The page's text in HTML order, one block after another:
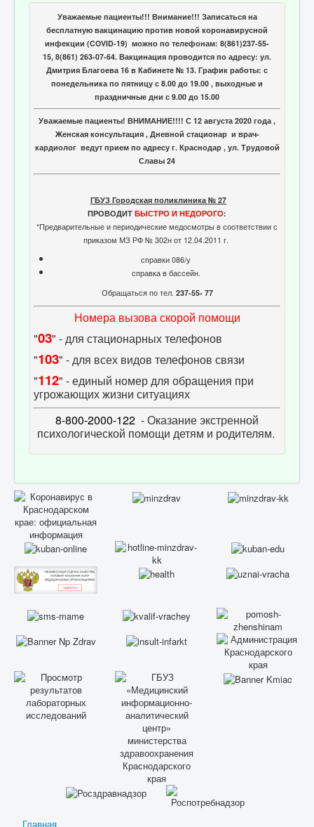
Уважаемые пациенты!!! Внимание!!! Записаться на
бесплатную вакцинацию против новой коронавирусной
инфекции (COVID-19) можно по телефонам: 8(861)237-55-
15, 8(861) 263-07-64. Вакцинация проводится по адресу: ул.
Дмитрия Благоева 16 в Кабинете № 13. График работы: с
понедельника по пятницу с 8.00 до 19.00 , выходные и
праздничные дни с 9.00 до 15.00
Уважаемые пациенты! ВНИМАНИЕ!!!! С 12 августа 2020 года ,
Женская консультация , Дневной стационар и врач-
кардиолог ведут прием по адресу г. Краснодар , ул. Трудовой
Славы 24
ГБУЗ Городская поликлиника № 27
ПРОВОДИТ БЫСТРО И НЕДОРОГО:
*Предварительные и периодические медосмотры в соответствии с
приказом МЗ РФ № 302н от 12.04.2011 г.
справки 086/у
справка в бассейн.
Обращаться по тел. 237-55- 77
Номера вызова скорой помощи
"03" - для стационарных телефонов
"103" - для всех видов телефонов связи
"112" - единый номер для обращения при
угрожающих жизни ситуациях
8-800-2000-122 - Оказание экстренной
психологической помощи детям и родителям.
Главная